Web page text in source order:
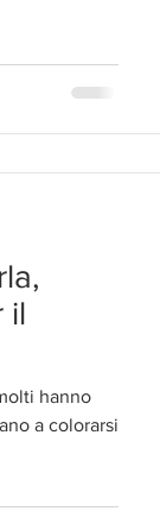
il
hanno
a colorarsi